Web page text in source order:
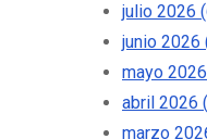
julio 2026
junio 2026
mayo 2026
abril 2026
marzo